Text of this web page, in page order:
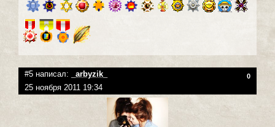
#5 написал: _arbyzik_ 0
25 ноября 2011 19:34